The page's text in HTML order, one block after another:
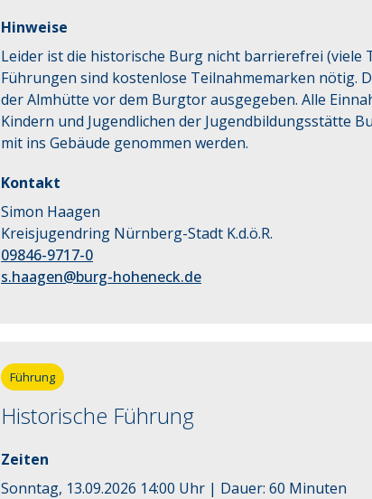
Hinweise
Leider ist die historische Burg nicht barrierefrei (viele
Führungen sind kostenlose Teilnahmemarken nötig.
der Almhütte vor dem Burgtor ausgegeben. Alle
Kindern und Jugendlichen der Jugendbildungsstätte
mit ins Gebäude genommen werden.
Kontakt
Simon Haagen
Kreisjugendring Nürnberg-Stadt K.d.ö.R.
09846-9717-0
s.haagen@burg-hoheneck.de
Führung
Historische Führung
Zeiten
Sonntag, 13.09.2026 14:00 Uhr | Dauer: 60 Minuten